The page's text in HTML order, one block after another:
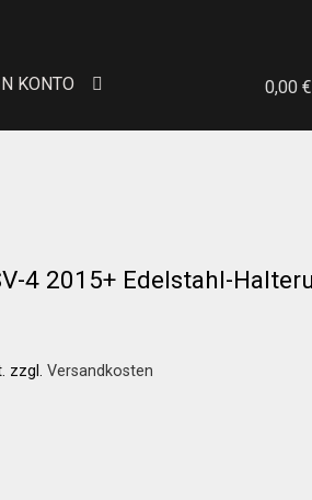
KONTO
FAQs
0,00 €
4 2015+ Edelstahl-
zzgl. Versandkosten